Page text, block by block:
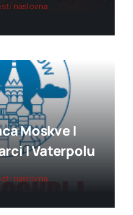
naslovna
Moskve I
I Vaterpolu
naslovna